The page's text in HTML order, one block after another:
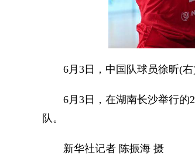
6月3日，中国队球员徐昕(右)
6月3日，在湖南长沙举行的
队。
新华社记者 陈振海 摄